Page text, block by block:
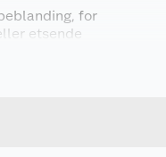
for
etsende